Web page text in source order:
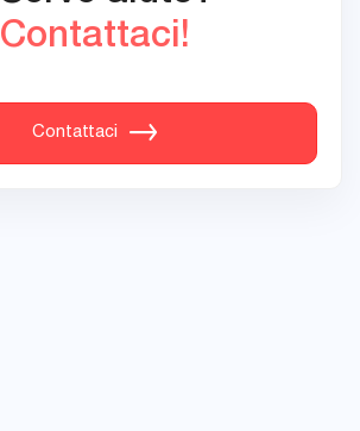
Contattaci!
Contattaci